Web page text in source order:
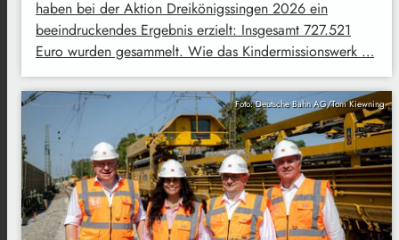
haben bei der Aktion Dreikönigssingen 2026 ein
beeindruckendes Ergebnis erzielt: Insgesamt 727.521
Euro wurden gesammelt. Wie das Kindermissionswerk …
Foto: Deutsche Bahn AG/Tom Kiewning